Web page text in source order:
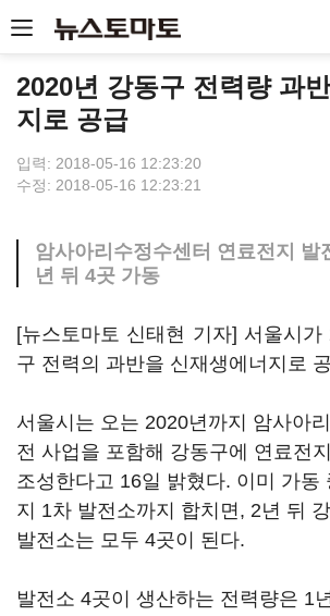
2020년 강동구 전력량 과
지로 공급
입력: 2018-05-16 12:23:20
수정: 2018-05-16 12:23:21
암사아리수정수센터 연료전지
년 뒤 4곳 가동
[뉴스토마토 신태현 기자] 서울시
구 전력의 과반을 신재생에너지로
서울시는 오는 2020년까지 암사아
전 사업을 포함해 강동구에 연료전
조성한다고 16일 밝혔다. 이미 가동
지 1차 발전소까지 합치면, 2년 뒤
발전소는 모두 4곳이 된다.
발전소 4곳이 생산하는 전력량은 1